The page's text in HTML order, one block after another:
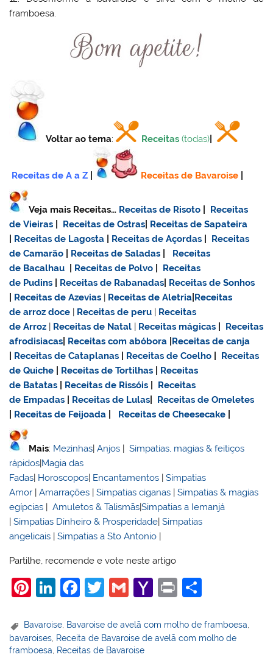
framboesa.
Voltar ao tema: Receitas (todas)
Receitas de A a Z Receitas de Bavaroise
Veja mais Receitas… Receitas de Risoto
Receitas
de Vieiras
Receitas de Ostras Receitas de Sapateira
Receitas de Lagosta Receitas de Açordas
Receitas
de Camarão
Receitas de Saladas
Receitas
de Bacalhau
Receitas de Polvo
Receitas
de Pudins
Receitas de Rabanadas Receitas de Sonhos
Receitas de Azevias | Receitas de Aletria Receitas
dearroz doce | Receitas de peru | Receitas
de Arroz | Receitas de Natal | Receitas mágicas
Receitas
afrodisiacas Receitas com abóbora Receitas de canja
Receitas de Cataplanas Receitas de Coelho
Receitas
de Quiche
Receitas de Tortilhas
Receitas
de Batatas
Receitas de Rissóis
Receitas
de Empadas
Receitas de Lulas
Receitas de Omeletes
Receitas de Feijoada Receitas de Cheesecake
Mais: Mezinhas |Anjos |Simpatias, magias & feitiços
rápidos Magia das
Fadas Horoscopos Encantamentos |Simpatias
Amor |Amarrações |Simpatias ciganas |Simpatias & magias
egípcias |Amuletos & Talismãs|Simpatias a Iemanjá
|Simpatias Dinheiro & Prosperidade |Simpatias
angelicais |Simpatias a Sto Antonio
Partilhe, recomende e vote neste artigo
Pi
er
e
Li
k
e
F
c
e
T
itt
er
G
ai
l
Y
h
o
Pr
t
ar
e
Bavaroise Bavaroise de avelã com molho de framboesa
bavaroises Receita de Bavaroise de avelã com molho de
framboesa Receitas de Bavaroise